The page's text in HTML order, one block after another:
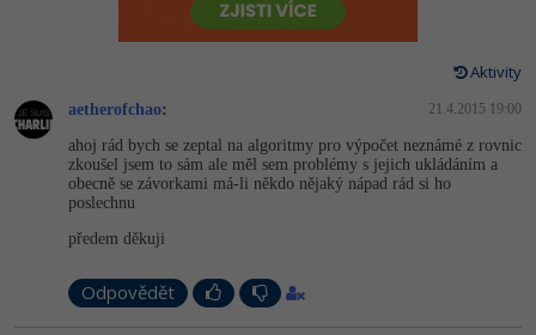
HTML5, CSS3, Bootstrap, SEO
SQL a databáze
Testování a verzování
UML a návrhové vzory
PHP
JavaScript
Python
UML a návrhové vzory
Vývojář mobilních aplikací
Webdesigner
Tester
Systémový administrátor
-80%
PHP
C++ -80%
Swift
Kotlin -80%
Digitální gramotnost
WordPress
SEO -30%
UX
Business
Photoshop -80%
Adobe Lightroom -30%
Adobe XD -15%
Adobe InDesign
Adobe After Effects
Aktivity
aetherofchao: 21.4.2015 19:00
ahoj rád bych se zeptal na algoritmy pro výpočet neznámé z rovnic
zkoušel jsem to sám ale měl sem problémy s jejich ukládáním a
obecně se závorkami má-li někdo nějaký nápad rád si ho
poslechnu
předem děkuji
Odpovědět